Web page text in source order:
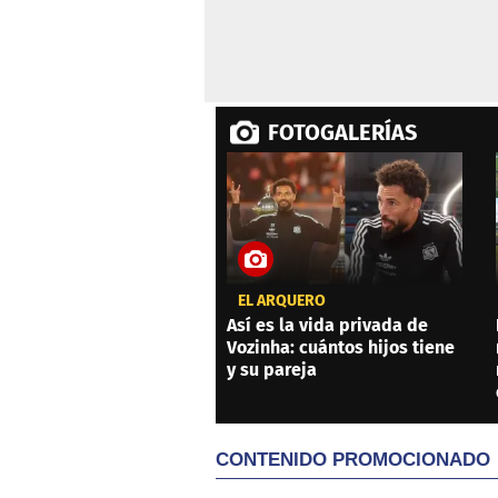
FOTOGALERÍAS
EL ARQUERO
Así es la vida privada de
Vozinha: cuántos hijos tiene
y su pareja